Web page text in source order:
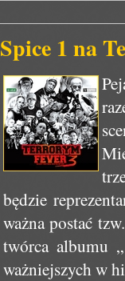
Spice 1 na
będzie
ważna postać
twórca albumu
ważniejszych w